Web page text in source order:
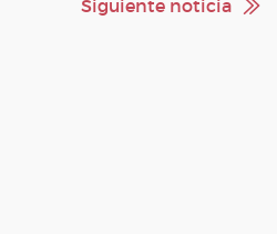
Siguiente noticia